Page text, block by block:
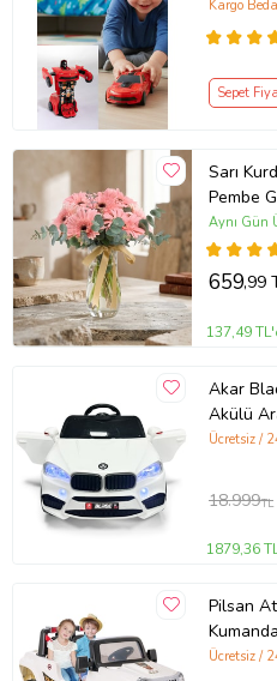
Cm
Kargo
Sepet
Sarı
Pembe
Aynı Gün
659,99
137,49
Akar
Akülü
Ücretsiz /
18.999TL
1879,36
Pilsan
Ücretsiz /